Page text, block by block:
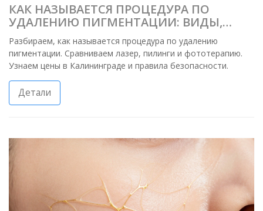
КАК НАЗЫВАЕТСЯ ПРОЦЕДУРА ПО
УДАЛЕНИЮ ПИГМЕНТАЦИИ: ВИДЫ,
ЦЕНЫ И РИСКИ В 2026 ГОДУ
Разбираем, как называется процедура по удалению
пигментации. Сравниваем лазер, пилинги и фототерапию.
Узнаем цены в Калининграде и правила безопасности.
Детали